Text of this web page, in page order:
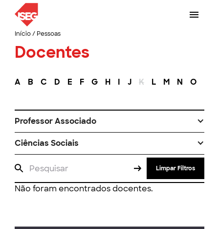
Início/ Pessoas
Docentes
A B C D E F G H I J K L M N O
Professor Associado
Ciências Sociais
Limpar Filtros
Não foram encontrados docentes.